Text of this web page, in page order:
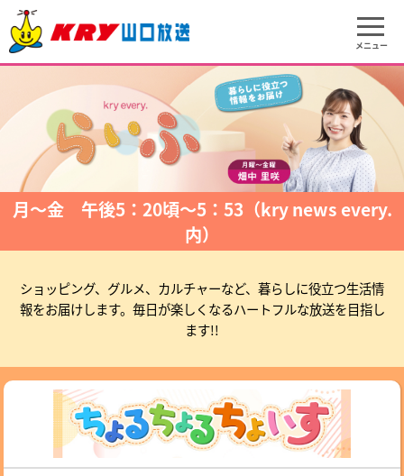
メニュー
月～金 午後5：20頃～5：53（kry news every.
内）
ショッピング、グルメ、カルチャーなど、暮らしに役立つ生活情
報をお届けします。毎日が楽しくなるハートフルな放送を目指し
ます!!